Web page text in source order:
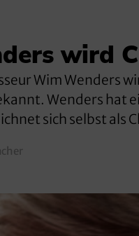
wird
Wim Wenders
Wenders hat
sich selbst als